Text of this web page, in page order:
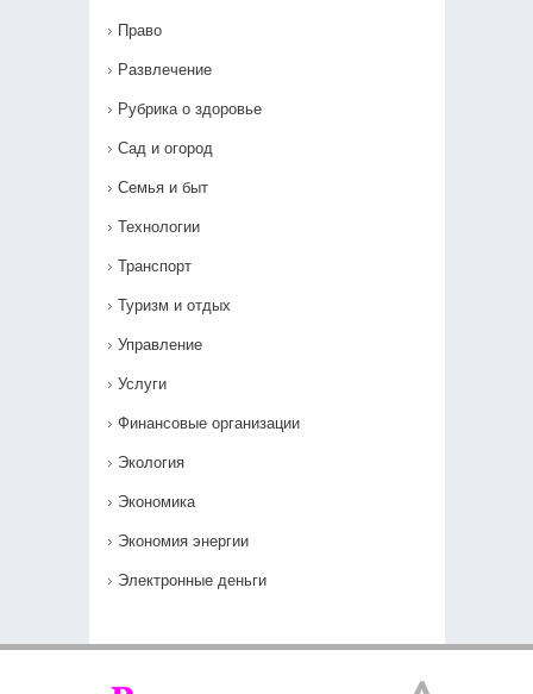
Право
Развлечение
Рубрика о здоровье
Сад и огород
Семья и быт
Технологии
Транспорт
Туризм и отдых
Управление
Услуги
Финансовые организации
Экология
Экономика
Экономия энергии
Электронные деньги